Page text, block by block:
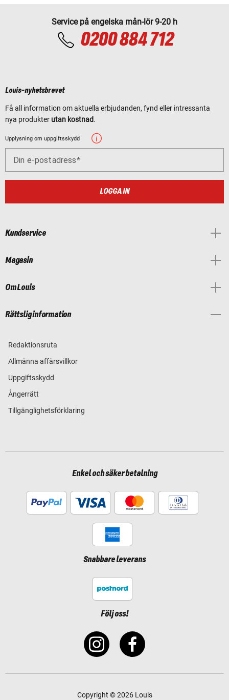
Service på engelska mån-lör 9-20 h
0200 884 712
Louis-nyhetsbrevet
Få all information om aktuella erbjudanden, fynd eller intressanta
nya produkter utan kostnad.
Upplysning om uppgiftsskydd
Din e-postadress
LOGGA IN
Kundservice
Magasin
Om Louis
Rättslig information
Redaktionsruta
Allmänna affärsvillkor
Uppgiftsskydd
Ångerrätt
Tillgänglighetsförklaring
Enkel och säker betalning
Snabbare leverans
Följ oss!
Copyright © 2026 Louis